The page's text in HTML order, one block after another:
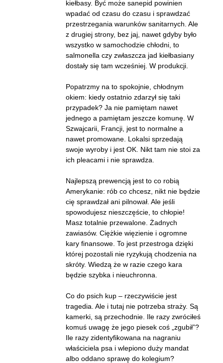
kiełbasy. Być może sanepid powinien
wpadać od czasu do czasu i sprawdzać
przestrzegania warunków sanitarnych. Ale
z drugiej strony, bez jaj, nawet gdyby było
wszystko w samochodzie chłodni, to
salmonella czy zwłaszcza jad kiełbasiany
dostały się tam wcześniej. W produkcji.
Popatrzmy na to spokojnie, chłodnym
okiem: kiedy ostatnio zdarzył się taki
przypadek? Ja nie pamiętam nawet
jednego a pamiętam jeszcze komunę. W
Szwajcarii, Francji, jest to normalne a
nawet promowane. Lokalsi sprzedają
swoje wyroby i jest OK. Nikt tam nie stoi za
ich pleacami i nie sprawdza.
Najlepszą prewencją jest to co robią
Amerykanie: rób co chcesz, nikt nie będzie
cię sprawdzał ani pilnował. Ale jeśli
spowodujesz nieszczęście, to chłopie!
Masz totalnie przewalone. Żadnych
zawiasów. Ciężkie więzienie i ogromne
kary finansowe. To jest przestroga dzięki
której pozostali nie ryzykują chodzenia na
skróty. Wiedzą że w razie czego kara
będzie szybka i nieuchronna.
Co do psich kup – rzeczywiście jest
tragedia. Ale i tutaj nie potrzeba straży. Są
kamerki, są przechodnie. Ile razy zwróciłeś
komuś uwagę że jego piesek coś „zgubił”?
Ile razy zidentyfikowana na nagraniu
właściciela psa i wlepiono duży mandat
albo oddano sprawę do kolegium?